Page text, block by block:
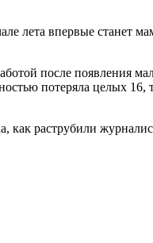
лета впервые станет
после появления
потеряла целых 16,
как раструбили